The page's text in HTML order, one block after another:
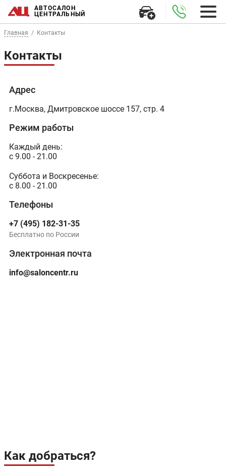
АВТОСАЛОН
ЦЕНТРАЛЬНЫЙ
Главная Контакты
Контакты
Адрес
г.Москва, Дмитровское шоссе 157, стр. 4
Режим работы
Каждый день:
с 9.00 - 21.00
Суббота и Воскресенье:
с 8.00 - 21.00
Телефоны
+7 (495) 182-31-35
Бесплатно по России
Электронная почта
info@saloncentr.ru
Как добраться?